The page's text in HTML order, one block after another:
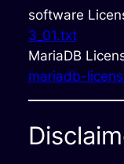
software
3_01.txt
MariaDB
mariadb-